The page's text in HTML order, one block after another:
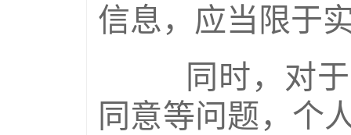
信息，应当限于
同时，对于
同意等问题，个